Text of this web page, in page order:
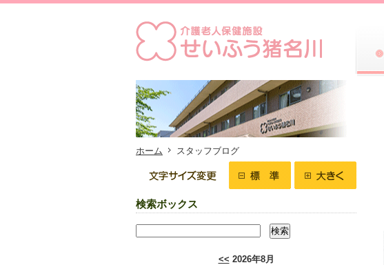
ホーム スタッフブログ
検索ボックス
<< 2026年8月